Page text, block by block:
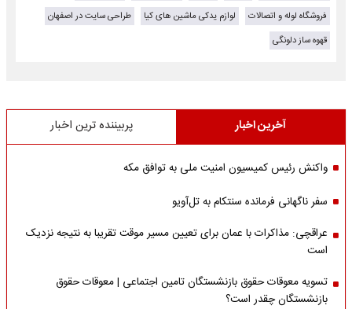
فروشگاه لوله و اتصالات
لوازم یدکی ماشین های کیا
طراحی سایت در اصفهان
قهوه ساز دلونگی
آخرین اخبار پربیننده ترین اخبار
واکنش رئیس کمیسیون امنیت ملی به توافق مکه
سفر ناگهانی فرمانده سنتکام به تل‌آویو
عراقچی: مذاکرات با عمان برای تعیین مسیر موقت تقریبا به نتیجه نزدیک
است
تسویه معوقات حقوق بازنشستگان تامین اجتماعی | معوقات حقوق
بازنشستگان چقدر است؟